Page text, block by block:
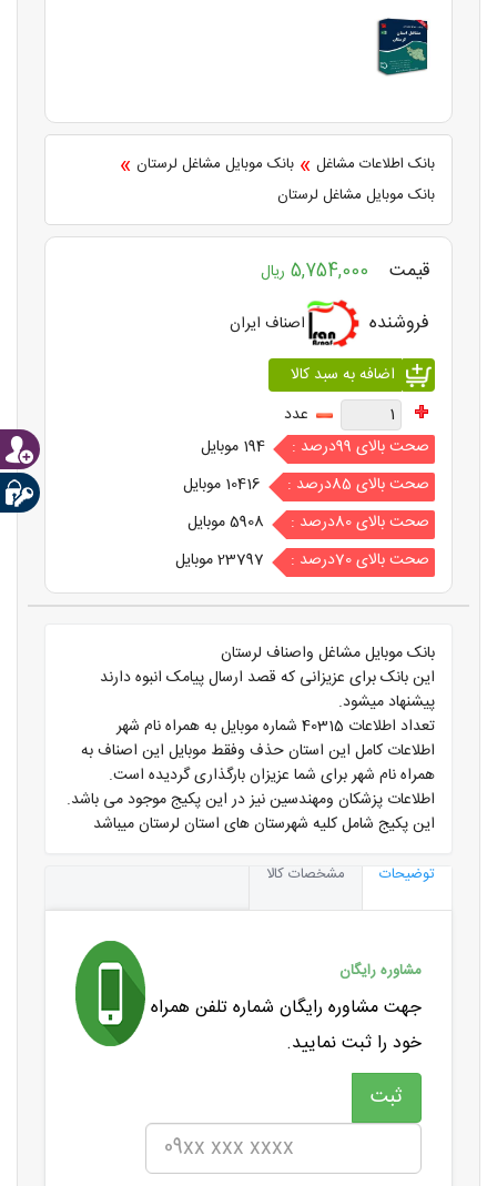
بانک اطلاعات مشاغل » بانک موبایل مشاغل لرستان »
بانک موبایل مشاغل لرستان
قیمت 5,754,000 ریال
فروشنده اصناف ایران
عدد
صحت بالای 99درصد :
194 موبایل
صحت بالای 85درصد :
10416 موبایل
صحت بالای 80درصد :
5908 موبایل
صحت بالای 70درصد :
23797 موبایل
بانک موبایل مشاغل واصناف لرستان
این بانک برای عزیزانی که قصد ارسال پیامک انبوه دارند
پیشنهاد میشود.
تعداد اطلاعات 40315 شماره موبایل به همراه نام شهر
اطلاعات کامل این استان حذف وفقط موبایل این اصناف به
همراه نام شهر برای شما عزیزان بارگذاری گردیده است.
اطلاعات پزشکان ومهندسین نیز در این پکیج موجود می باشد.
این پکیج شامل کلیه شهرستان های استان لرستان میباشد
توضیحات مشخصات کالا
مشاوره رایگان
جهت مشاوره رایگان شماره تلفن همراه
خود را ثبت نمایید.